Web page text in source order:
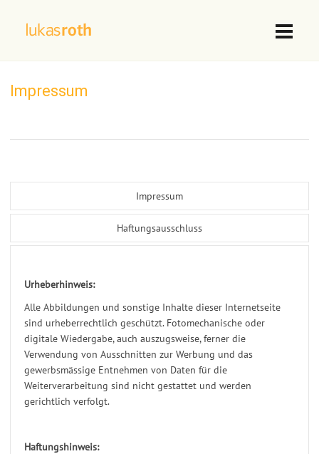
Impressum
Impressum
Haftungsausschluss
Urheberhinweis:
Alle Abbildungen und sonstige Inhalte dieser Internetseite
sind urheberrechtlich geschützt. Fotomechanische oder
digitale Wiedergabe, auch auszugsweise, ferner die
Verwendung von Ausschnitten zur Werbung und das
gewerbsmässige Entnehmen von Daten für die
Weiterverarbeitung sind nicht gestattet und werden
gerichtlich verfolgt.
Haftungshinweis: